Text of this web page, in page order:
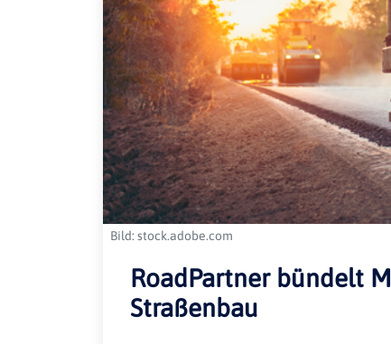
Bild: stock.adobe.com
RoadPartner bündelt
Straßenbau